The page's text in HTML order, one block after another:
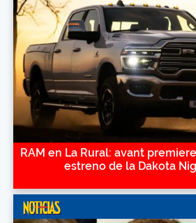
RAM en La Rural: avant
estreno de la Dakota